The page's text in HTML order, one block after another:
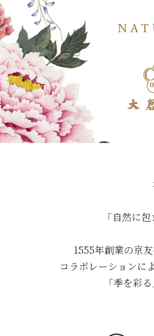
「自然に
1555年創業の京
コラボレーションに
「季を彩